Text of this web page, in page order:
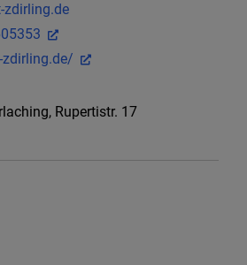
zdirling.de
, Rupertistr. 17